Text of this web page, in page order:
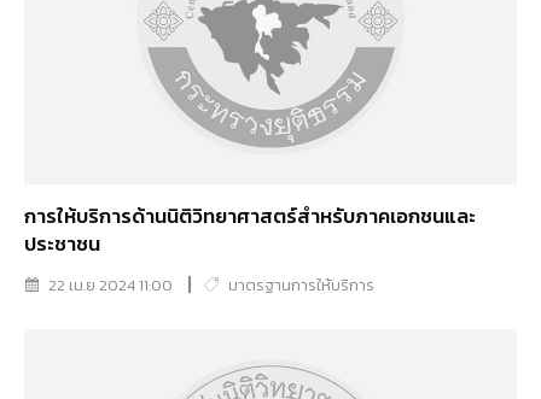
การให้บริการด้านนิติวิทยาศาสตร์สำหรับภาคเอกชนและ
ประชาชน
22 เม.ย 2024 11:00 มาตรฐานการให้บริการ